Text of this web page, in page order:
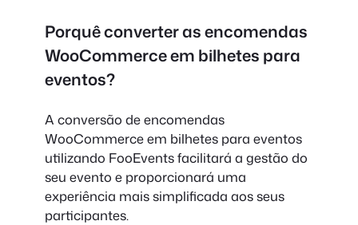
Porquê converter as encomendas
WooCommerce em bilhetes para
eventos?
A conversão de encomendas
WooCommerce em bilhetes para eventos
utilizando FooEvents facilitará a gestão do
seu evento e proporcionará uma
experiência mais simplificada aos seus
participantes.